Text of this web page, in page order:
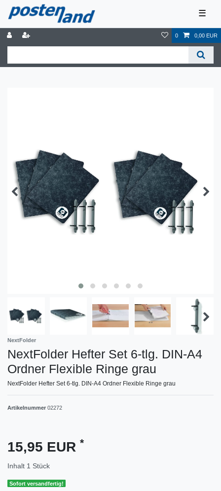
☰
0 0,00 EUR
NextFolder
NextFolder Hefter Set 6-tlg. DIN-A4
Ordner Flexible Ringe grau
NextFolder Hefter Set 6-tlg. DIN-A4 Ordner Flexible Ringe grau
Artikelnummer 02272
15,95 EUR *
Inhalt 1 Stück
Sofort versandfertig!